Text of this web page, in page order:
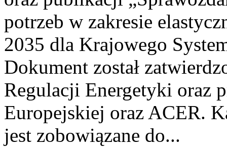
potrzeb w zakresie
2035 dla Krajowego
Dokument został
Regulacji Energetyki oraz
Europejskiej oraz ACER.
jest zobowiązane do...